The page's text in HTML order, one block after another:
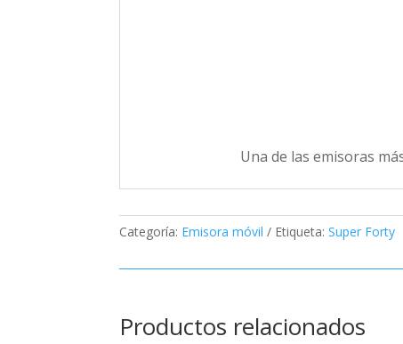
Una de las emisoras
Categoría: Emisora móvil Etiqueta:Super Forty
Productos relacionados